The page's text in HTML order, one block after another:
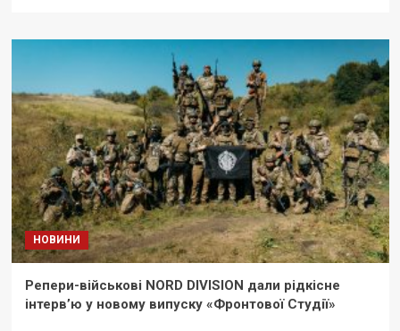
НОВИНИ
Репери-військові NORD DIVISION дали рідкісне
інтерв’ю у новому випуску «Фронтової Студії»